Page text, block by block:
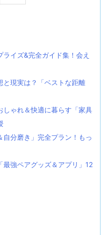
ライズ&完全ガイド集！会え
と現実は？「ベストな距離
しゃれ＆快適に暮らす「家具
自分磨き」完全プラン！もっ
最強ペアグッズ＆アプリ」12